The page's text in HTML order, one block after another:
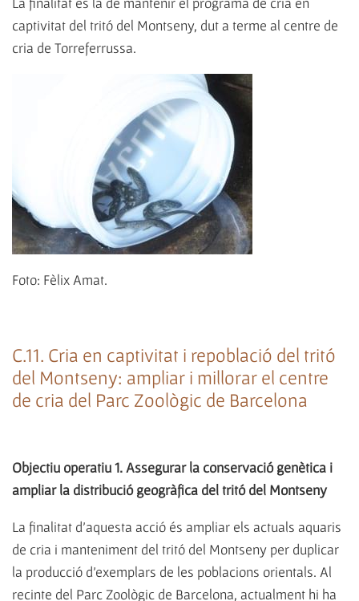
captivitat del tritó del Montseny, dut a terme al centre de
cria de Torreferrussa.
Foto: Fèlix Amat.
C.11. Cria en captivitat i repoblació del tritó
del Montseny: ampliar i millorar el centre
de cria del Parc Zoològic de Barcelona
Objectiu operatiu 1. Assegurar la conservació genètica i
ampliar la distribució geogràfica del tritó del Montseny
La finalitat d'aquesta acció és ampliar els actuals aquaris
de cria i manteniment del tritó del Montseny per duplicar
la producció d'exemplars de les poblacions orientals. Al
recinte del Parc Zoològic de Barcelona, actualment hi ha